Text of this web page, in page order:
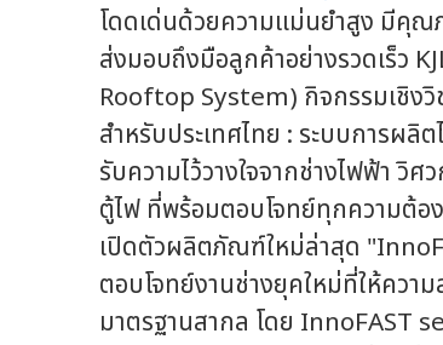
โดดเด่นด้วยความแม่นยำสูง มีคุณ
ส่งมอบถึงมือลูกค้าอย่างรวดเร็ว
Rooftop System) กิจกรรมเชิงวิ
สำหรับประเทศไทย : ระบบการผ
รับความไว้วางใจจากช่างไฟฟ้า วิ
ตู้ไฟ ที่พร้อมตอบโจทย์ทุกความต้อ
เปิดตัวผลิตภัณฑ์ใหม่ล่าสุด
ตอบโจทย์งานช่างยุคใหม่ที่ให้ควา
มาตรฐานสากล โดย InnoFAST